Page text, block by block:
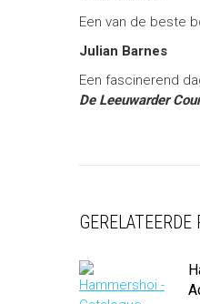
Een van de beste
Julian Barnes
Een fascinerend
De Leeuwarder
GERELATEERDE